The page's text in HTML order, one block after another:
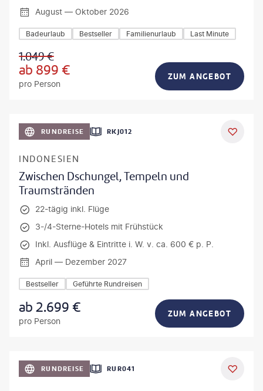
August — Oktober 2026
Badeurlaub Bestseller Familienurlaub Last Minute
1.049€
ab 899 €
pro Person
ZUM ANGEBOT
RUNDREISE RKJ012
INDONESIEN
Zwischen Dschungel, Tempeln und
Traumstränden
22-tägig inkl. Flüge
3-/4-Sterne-Hotels mit Frühstück
Inkl. Ausflüge & Eintritte i. W. v. ca. 600 € p. P.
April — Dezember 2027
Bestseller Geführte Rundreisen
ab2.699 €
pro Person
ZUM ANGEBOT
DEAL
RUNDREISE RUR041